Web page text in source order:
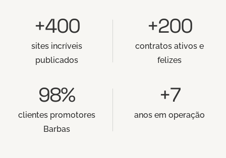
+400
sites incríveis
publicados
+200
contratos ativos e
felizes
98%
clientes promotores
Barbas
+7
anos em operação